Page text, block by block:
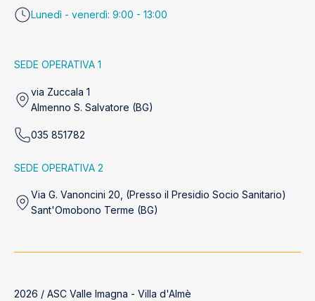
Lunedì - venerdì: 9:00 - 13:00
SEDE OPERATIVA 1
via Zuccala 1
Almenno S. Salvatore (BG)
035 851782
SEDE OPERATIVA 2
Via G. Vanoncini 20, (Presso il Presidio Socio Sanitario)
Sant'Omobono Terme (BG)
2026 / ASC Valle Imagna - Villa d'Almè